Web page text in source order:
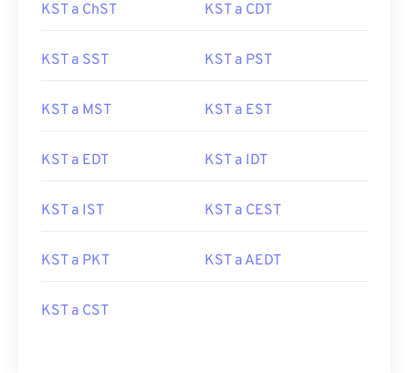
KST a ChST KST a CDT
KST a SST KST a PST
KST a MST KST a EST
KST a EDT KST a IDT
KST a IST KST a CEST
KST a PKT KST a AEDT
KST a CST